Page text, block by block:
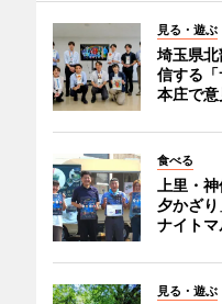
見る・遊ぶ
埼玉県
信する
本庄で
食べる
上里・
夕かざ
ナイト
見る・遊ぶ